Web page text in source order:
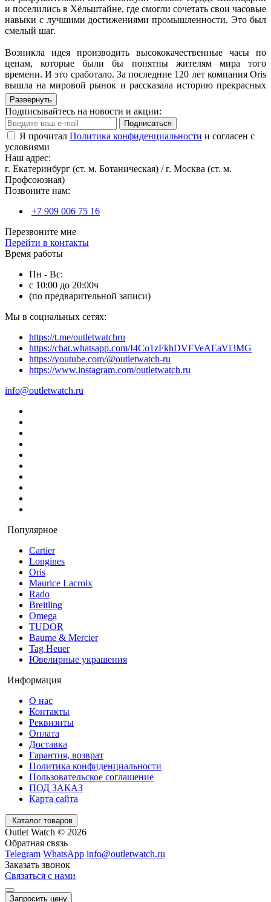
и поселились в Хёльштайне, где смогли сочетать свои часовые
навыки с лучшими достижениями промышленности. Это был
смелый шаг.
Возникла идея производить высококачественные часы по
ценам, которые были бы понятны жителям мира того
времени. И это сработало. За последние 120 лет компания Oris
вышла на мировой рынок и рассказала историю прекрасных
механических часов, которые отличаются непревзойденным
качеством и выгодной ценой.
Сейчас, спустя 120 лет, они все еще находятся в том месте, где
была основана компания. Весь этот опыт и творческий
потенциал у них под ногами, каждый день. Компания
продолжает историю, идет своим путем, создавая
механические часы Swiss Made и заставляя нас улыбаться.
В нашем интернет-магазине вы можете купить часы Oris как
Развернуть
Подписывайтесь на новости и акции:
Подписаться
Я прочитал Политика конфиденциальности и согласен с
условиями
Наш адрес:
г. Екатеринбург (ст. м. Ботаническая) / г. Москва (ст. м.
Профсоюзная)
Позвоните нам:
+7 909 006 75 16
Перезвоните мне
Перейти в контакты
Время работы
Пн - Вс:
с 10:00 до 20:00ч
(по предварительной записи)
Мы в социальных сетях:
https://t.me/outletwatchru
https://chat.whatsapp.com/I4Co1zFkhDVFVeAEaVl3MG
https://youtube.com/@outletwatch-ru
https://www.instagram.com/outletwatch.ru
info@outletwatch.ru
Популярное
Cartier
Longines
Oris
Maurice Lacroix
Rado
Breitling
Omega
TUDOR
Baume & Mercier
Tag Heuer
Ювелирные украшения
Информация
О нас
Контакты
Реквизиты
Оплата
Доставка
Гарантия, возврат
Политика конфиденциальности
Пользовательское соглашение
ПОД ЗАКАЗ
Карта сайта
Каталог товаров
Outlet Watch © 2026
Обратная связь
Telegram WhatsApp info@outletwatch.ru
Заказать звонок
Связаться с нами
Запросить цену